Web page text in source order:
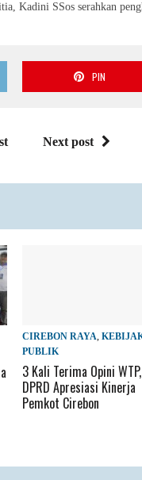
Kadini SSos serahkan
PIN
Next post
CIREBON RAYA,
PUBLIK
3 Kali Terima Opini WTP,
DPRD Apresiasi Kinerja
Pemkot Cirebon